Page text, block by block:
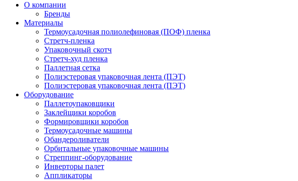
О компании
Бренды
Материалы
Термоусадочная полиолефиновая (ПОФ) пленка
Стретч-пленка
Упаковочный скотч
Стретч-худ пленка
Паллетная сетка
Полиэстеровая упаковочная лента (ПЭТ)
Полиэстеровая упаковочная лента (ПЭТ)
Оборудование
Паллетоупаковщики
Заклейщики коробов
Формировщики коробов
Термоусадочные машины
Обандероливатели
Орбитальные упаковочные машины
Стреппинг-оборудование
Инверторы палет
Аппликаторы